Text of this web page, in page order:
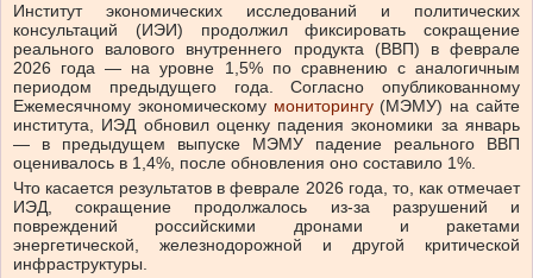
Институт экономических исследований и политических
консультаций (ИЭИ) продолжил фиксировать сокращение
реального валового внутреннего продукта (ВВП) в феврале
2026 года — на уровне 1,5% по сравнению с аналогичным
периодом предыдущего года. Согласно опубликованному
Ежемесячному экономическому мониторингу (МЭМУ) на сайте
института, ИЭД обновил оценку падения экономики за январь
— в предыдущем выпуске МЭМУ падение реального ВВП
оценивалось в 1,4%, после обновления оно составило 1%.
Что касается результатов в феврале 2026 года, то, как отмечает
ИЭД, сокращение продолжалось из-за разрушений и
повреждений российскими дронами и ракетами
энергетической, железнодорожной и другой критической
инфраструктуры.